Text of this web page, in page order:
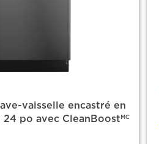
vaisselle encastré en
po avec CleanBoostMC